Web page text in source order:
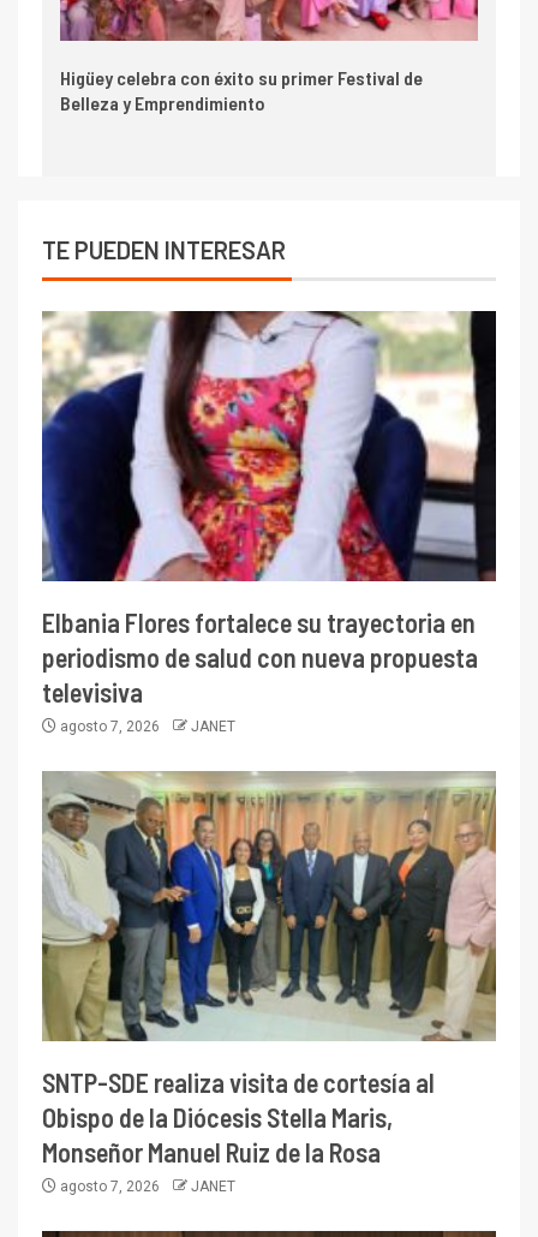
Higüey celebra con éxito su primer Festival de
Belleza y Emprendimiento
TE PUEDEN INTERESAR
Elbania Flores fortalece su trayectoria en
periodismo de salud con nueva propuesta
televisiva
agosto 7, 2026 JANET
SNTP-SDE realiza visita de cortesía al
Obispo de la Diócesis Stella Maris,
Monseñor Manuel Ruiz de la Rosa
agosto 7, 2026 JANET